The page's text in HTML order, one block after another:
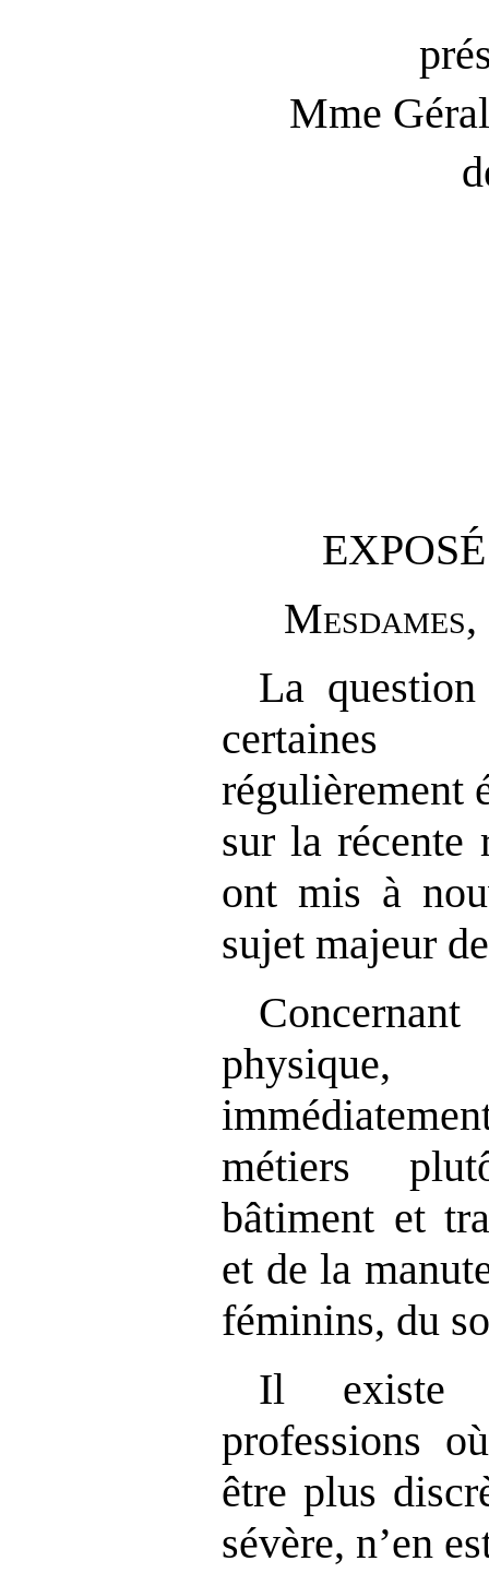
Mme
Mesdames
La
certaines
régulièrement
sur la récente
ont mis à
sujet majeur
physique,
métiers
bâtiment et
et de la
féminins, du
Il existe
professions
être plus
sévère, n’en